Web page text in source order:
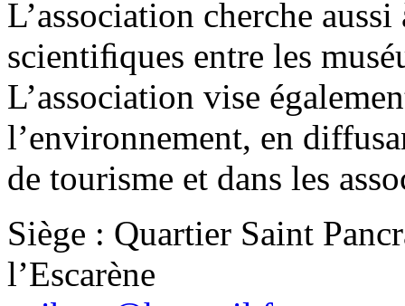
L’association cherche
scientiﬁques entre les
L’association vise
l’environnement, en
de tourisme et dans les
Siège : Quartier Saint
l’Escarène